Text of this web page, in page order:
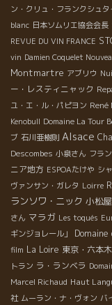
ン・クリュ・フランクシュタ
blanc 日本ソムリエ協会会長
REVUE DU VIN FRANCE
vin Damien Coquelet
Montmartre アブリウ
ー・レスティニャック
ユ・エ・ル・パピヨン René
Kenobull Domaine La Tour
ブ 石川亜樹則 Alsace
Descombes 小泉さん フラ
ニア地方 ESPOAたけや シ
ヴァンサン・ガレタ Loirre
ランソワ・ニック 小松屋
さん マラガ Les toqués
ギンジョレール」
film La Loire 東京・六本木
トラン ラ・ランベラ
Marcel Richaud Haut
社 ムーラン・ナ・ヴォン バ